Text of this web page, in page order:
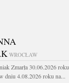
WROCŁAW
Zmarła 30.06.2026 roku
dniu 4.08.2026 roku na...